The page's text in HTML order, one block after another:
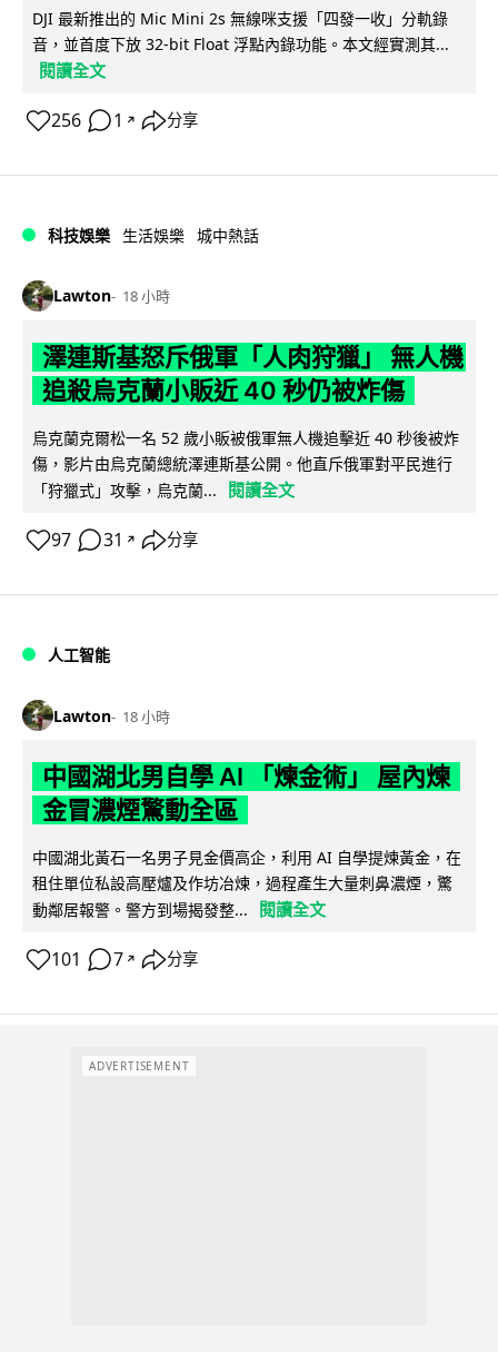
DJI 最新推出的 Mic Mini 2s 無線咪支援「四發一收」分軌錄
音，並首度下放 32-bit Float 浮點內錄功能。本文經實測其...
閱讀全文
256 1 ↗ 分享
科技娛樂 生活娛樂 城中熱話
Lawton 18 小時
澤連斯基怒斥俄軍「人肉狩獵」 無人機
追殺烏克蘭小販近 40 秒仍被炸傷
烏克蘭克爾松一名 52 歲小販被俄軍無人機追擊近 40 秒後被炸
傷，影片由烏克蘭總統澤連斯基公開。他直斥俄軍對平民進行
「狩獵式」攻擊，烏克蘭...
閱讀全文
97 31 ↗ 分享
人工智能
Lawton 18 小時
中國湖北男自學 AI 「煉金術」 屋內煉
金冒濃煙驚動全區
中國湖北黃石一名男子見金價高企，利用 AI 自學提煉黃金，在
租住單位私設高壓爐及作坊冶煉，過程產生大量刺鼻濃煙，驚
動鄰居報警。警方到場揭發整...
閱讀全文
101 7 ↗ 分享
ADVERTISEMENT